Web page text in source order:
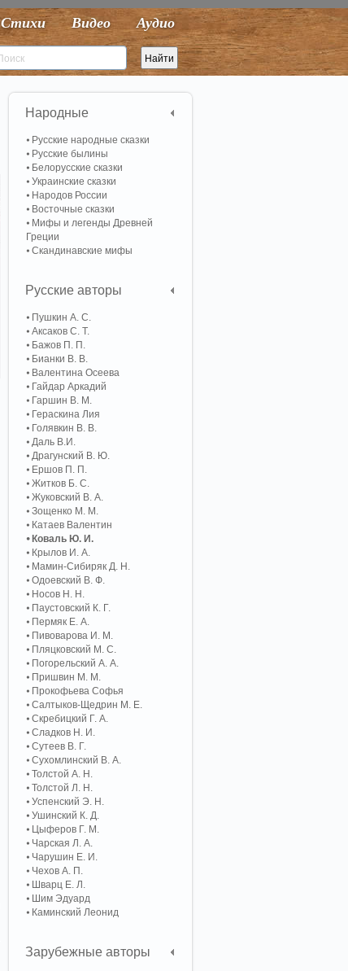
Стихи Видео Аудио
Народные
Русские народные сказки
Русские былины
Белорусские сказки
Украинские сказки
Народов России
Восточные сказки
Мифы и легенды Древней
Греции
Скандинавские мифы
Русские авторы
Пушкин А. С.
Аксаков С. Т.
Бажов П. П.
Бианки В. В.
Валентина Осеева
Гайдар Аркадий
Гаршин В. М.
Гераскина Лия
Голявкин В. В.
Даль В.И.
Драгунский В. Ю.
Ершов П. П.
Житков Б. С.
Жуковский В. А.
Зощенко М. М.
Катаев Валентин
Коваль Ю. И.
Крылов И. А.
Мамин-Сибиряк Д. Н.
Одоевский В. Ф.
Носов Н. Н.
Паустовский К. Г.
Пермяк Е. А.
Пивоварова И. М.
Пляцковский М. С.
Погорельский А. A.
Пришвин М. М.
Прокофьева Софья
Салтыков-Щедрин М. Е.
Скребицкий Г. А.
Сладков Н. И.
Сутеев В. Г.
Сухомлинский В. А.
Толстой А. Н.
Толстой Л. Н.
Успенский Э. Н.
Ушинский К. Д.
Цыферов Г. М.
Чарская Л. А.
Чарушин Е. И.
Чехов А. П.
Шварц Е. Л.
Шим Эдуард
Каминский Леонид
Зарубежные авторы